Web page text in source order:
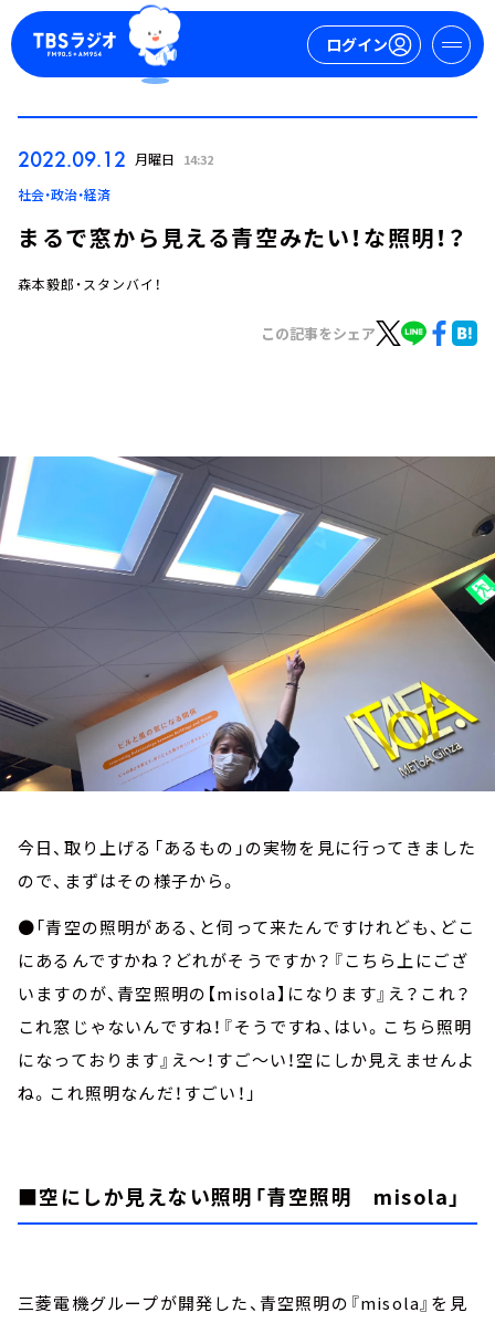
ログイン
トピックス
TBS Podcast
お知らせ
イベント・グッズ
YouTube
2022.09.12 月曜日 14:32
社会・政治・経済
まるで窓から見える青空みたい！な照明！？
森本毅郎・スタンバイ！
この記事をシェア
今日、取り上げる「あるもの」の実物を見に行ってきました
ので、まずはその様子から。
●「青空の照明がある、と伺って来たんですけれども、どこ
にあるんですかね？どれがそうですか？『こちら上にござ
いますのが、青空照明の【misola】になります』え？これ？
これ窓じゃないんですね！『そうですね、はい。こちら照明
になっております』え～！すご～い！空にしか見えませんよ
ね。これ照明なんだ！すごい！」
■空にしか見えない照明「青空照明 misola」
三菱電機グループが開発した、青空照明の『misola』を見